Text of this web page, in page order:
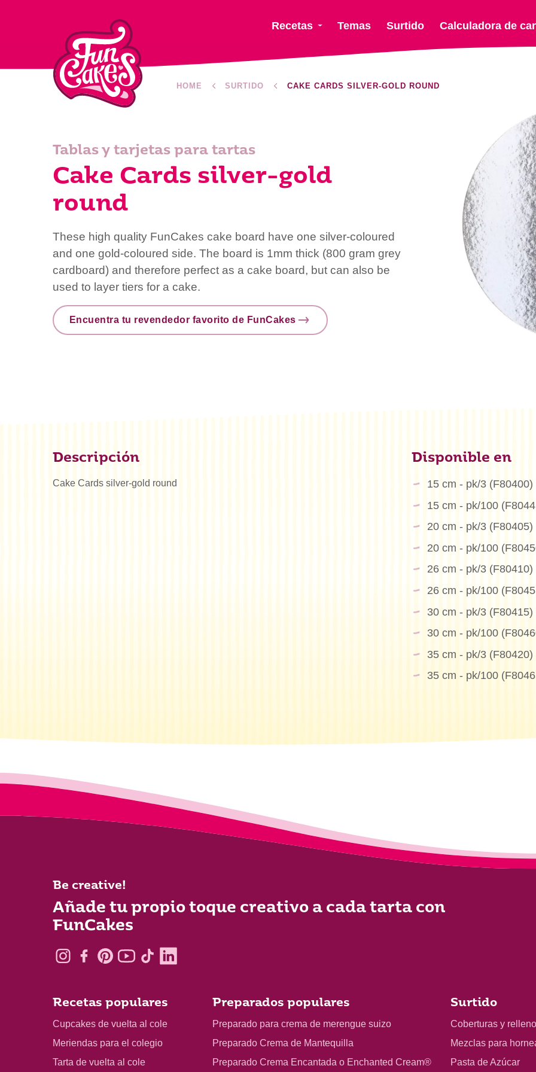
Recetas Temas Surtido Calculadora de
¿Qué estás buscando?
HOME SURTIDO CAKE CARDS SILVER-GOLD ROUND
Tablas y tarjetas para tartas
Cake Cards silver-gold
round
These high quality FunCakes cake board have one silver-coloured
and one gold-coloured side. The board is 1mm thick (800 gram grey
cardboard) and therefore perfect as a cake board, but can also be
used to layer tiers for a cake.
Encuentra tu revendedor favorito de FunCakes
Descripción
Cake Cards silver-gold round
Disponible en
15 cm - pk/3 (F80400)
15 cm - pk/100
20 cm - pk/3 (F80405)
20 cm - pk/100
26 cm - pk/3 (F80410)
26 cm - pk/100
30 cm - pk/3 (F80415)
30 cm - pk/100
35 cm - pk/3 (F80420)
35 cm - pk/100
Be creative!
Añade tu propio toque creativo a cada tarta con
FunCakes
Recetas populares
Cupcakes de vuelta al cole
Meriendas para el colegio
Tarta de vuelta al cole
Preparados populares
Preparado para crema de merengue suizo
Preparado Crema de Mantequilla
Preparado Crema Encantada o Enchanted Cream®
Surtido
Coberturas y
Mezclas para
Pasta de Azúcar